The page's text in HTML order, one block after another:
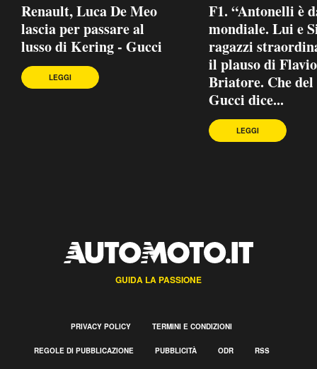
Renault, Luca De Meo
lascia per passare al
lusso di Kering - Gucci
LEGGI
F1. “Antonelli è
mondiale. Lui e
ragazzi
il plauso di Flavio
Briatore. Che del
Gucci dice...
LEGGI
GUIDA LA PASSIONE
PRIVACY POLICY TERMINI E CONDIZIONI
REGOLE DI PUBBLICAZIONE PUBBLICITÀ ODR RSS